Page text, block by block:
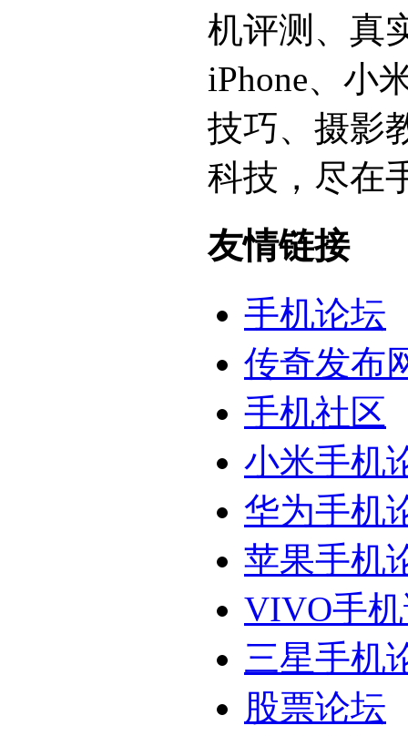
机评测、真
iPhone、小
技巧、摄影
科技，尽在
友情链接
手机论坛
传奇发布
手机社区
小米手机
华为手机
苹果手机
VIVO手
三星手机
股票论坛